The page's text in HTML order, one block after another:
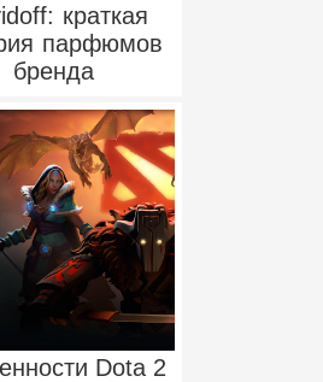
краткая
парфюмов
бренда
Dota 2